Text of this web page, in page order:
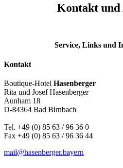
Kontakt und
Service, Links und
Kontakt
Boutique-Hotel Hasenberger
Rita und Josef Hasenberger
Aunham 18
D-84364 Bad Birnbach
Tel. +49 (0) 85 63 / 96 36 0
Fax +49 (0) 85 63 / 96 36 44
mail@hasenberger.bayern